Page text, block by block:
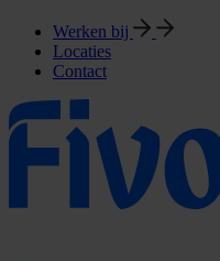
Werken bij
Locaties
Contact